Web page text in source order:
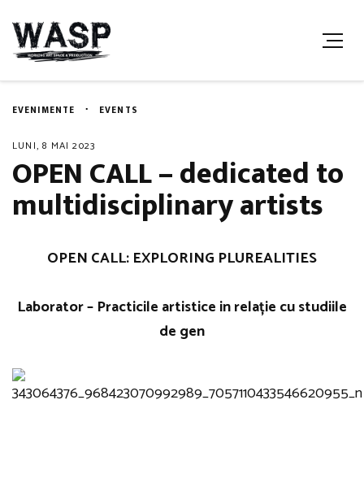
EVENIMENTE EVENTS
LUNI, 8 MAI 2023
OPEN CALL – dedicated to
multidisciplinary artists
OPEN CALL: EXPLORING PLUREALITIES
Laborator – Practicile artistice in relație cu studiile
de gen